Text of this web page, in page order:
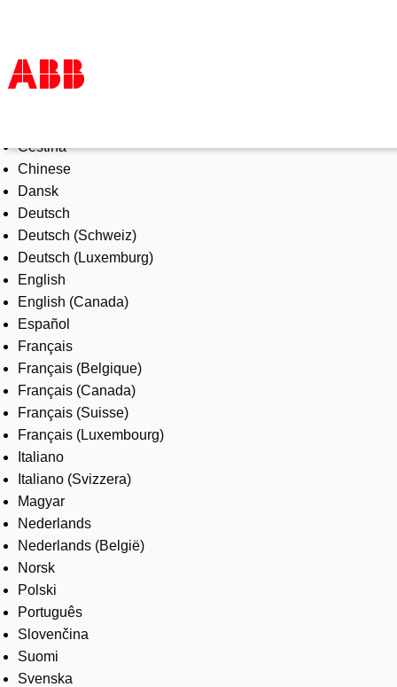
Products & Solutions
Industries
Services
About us
Where to buy
Contact us
Careers
Čeština
Chinese
Dansk
Deutsch
Deutsch (Schweiz)
Deutsch (Luxemburg)
English
English (Canada)
Español
Français
Français (Belgique)
Français (Canada)
Français (Suisse)
Français (Luxembourg)
Italiano
Italiano (Svizzera)
Magyar
Nederlands
Nederlands (België)
Norsk
Polski
Português
Slovenčina
Suomi
Svenska